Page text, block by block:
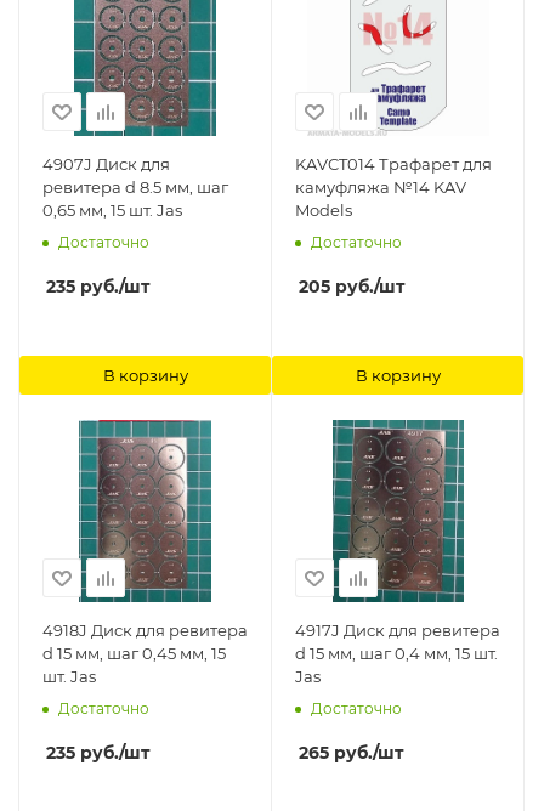
4907J Диск для
ревитера d 8.5 мм, шаг
0,65 мм, 15 шт. Jas
Достаточно
235 руб./шт
В корзину
KAVCT014 Трафарет для
камуфляжа №14 KAV
Models
Достаточно
205 руб./шт
В корзину
4918J Диск для ревитера
d 15 мм, шаг 0,45 мм, 15
шт. Jas
Достаточно
235 руб./шт
4917J Диск для ревитера
d 15 мм, шаг 0,4 мм, 15 шт.
Jas
Достаточно
265 руб./шт